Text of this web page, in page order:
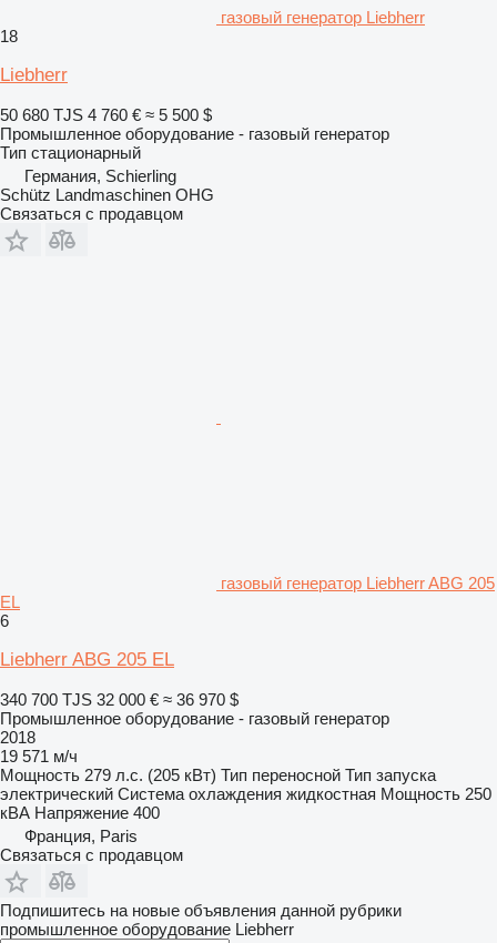
газовый генератор Liebherr
18
Liebherr
50 680 TJS 4 760 € ≈ 5 500 $
Промышленное оборудование - газовый генератор
Тип стационарный
Германия, Schierling
Schütz Landmaschinen OHG
Связаться с продавцом
газовый генератор Liebherr ABG 205
EL
6
Liebherr ABG 205 EL
340 700 TJS 32 000 € ≈ 36 970 $
Промышленное оборудование - газовый генератор
2018
19 571 м/ч
Мощность 279 л.с. (205 кВт) Тип переносной Тип запуска
электрический Система охлаждения жидкостная Мощность 250
кВА Напряжение 400
Франция, Paris
Связаться с продавцом
Подпишитесь на новые объявления данной рубрики
промышленное оборудование Liebherr